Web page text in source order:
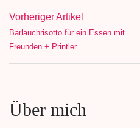
Vorheriger Artikel
Bärlauchrisotto für ein Essen mit
Freunden + Printler
Über mich